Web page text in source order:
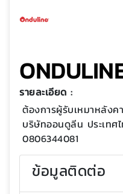
รายละเอียด :
ต้องการผู้รับเหมาหลังค
บริษัทออนดูลีน ประเทศ
0806344081
ข้อมูลติดต่อ